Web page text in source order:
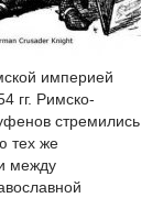
империей
гг. Римско-
стремились
тех же
между